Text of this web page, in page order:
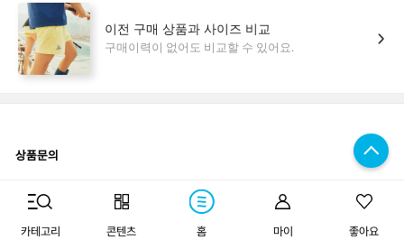
상품문의
카테고리 콘텐츠 홈 마이 좋아요